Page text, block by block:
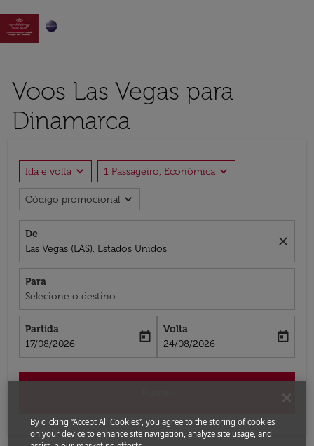

Voos Las Vegas para
Dinamarca
Ida e volta expand_more 1 Passageiro, Econômica expand_more
Código promocional expand_more
De
Las Vegas (LAS), Estados Unidos
close
Para
Selecione o destino
Partida
fc-booking-departure-date-aria-label
17/08/2026
today
Volta
fc-booking-return-date-aria-label
24/08/2026
today
By clicking “Accept All Cookies”, you agree to the storing of cookies
on your device to enhance site navigation, analyze site usage, and